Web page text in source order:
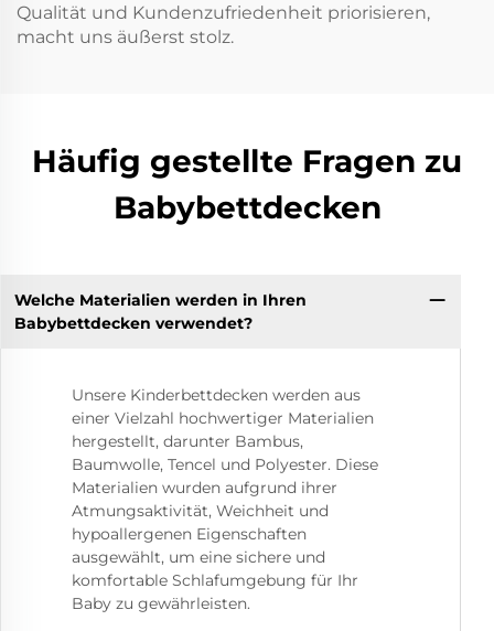
Qualität und Kundenzufriedenheit priorisieren,
macht uns äußerst stolz.
Häufig gestellte Fragen zu
Babybettdecken
Welche Materialien werden in Ihren
Babybettdecken verwendet?
Unsere Kinderbettdecken werden aus
einer Vielzahl hochwertiger Materialien
hergestellt, darunter Bambus,
Baumwolle, Tencel und Polyester. Diese
Materialien wurden aufgrund ihrer
Atmungsaktivität, Weichheit und
hypoallergenen Eigenschaften
ausgewählt, um eine sichere und
komfortable Schlafumgebung für Ihr
Baby zu gewährleisten.